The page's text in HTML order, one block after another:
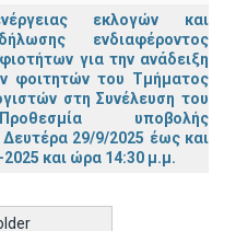
εκλογών και
ενδιαφέροντος
για την ανάδειξη
φοιτητών του Τμήματος
στη Συνέλευση του
υποβολής
29/9/2025 έως και
και ώρα 14:30 μ.μ.